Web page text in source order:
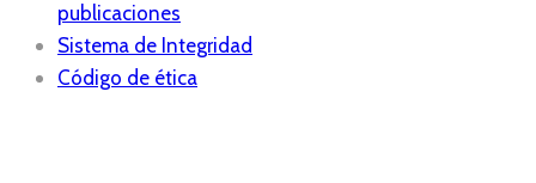
publicaciones
Sistema de Integridad
Código de ética